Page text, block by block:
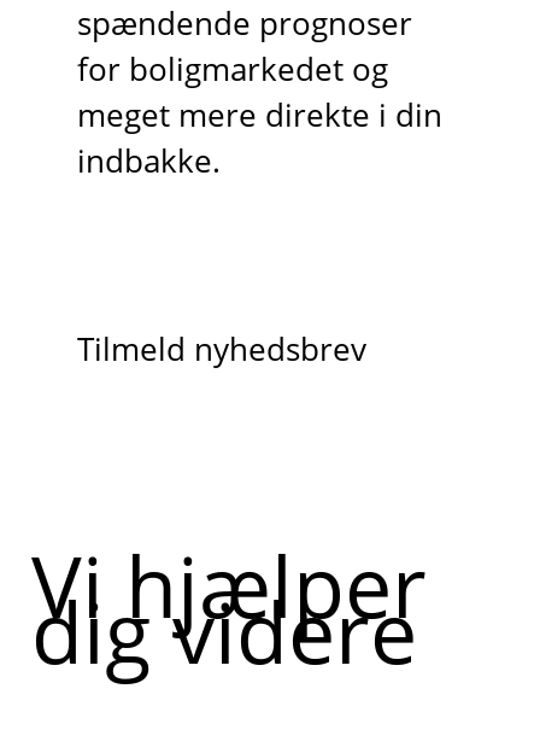
spændende prognoser
for boligmarkedet og
meget mere direkte i din
indbakke.
Tilmeld nyhedsbrev
Vi hjælper
dig videre